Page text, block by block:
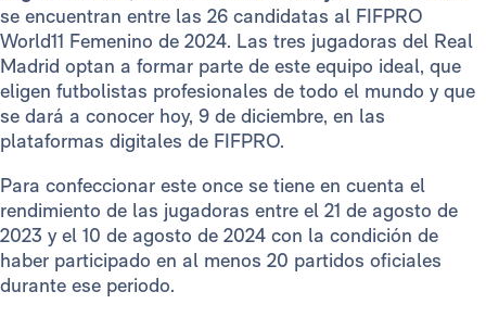
se encuentran entre las 26 candidatas al FIFPRO
World11 Femenino de 2024. Las tres jugadoras del Real
Madrid optan a formar parte de este equipo ideal, que
eligen futbolistas profesionales de todo el mundo y que
se dará a conocer hoy, 9 de diciembre, en las
plataformas digitales de FIFPRO.
Para confeccionar este once se tiene en cuenta el
rendimiento de las jugadoras entre el 21 de agosto de
2023 y el 10 de agosto de 2024 con la condición de
haber participado en al menos 20 partidos oficiales
durante ese periodo.